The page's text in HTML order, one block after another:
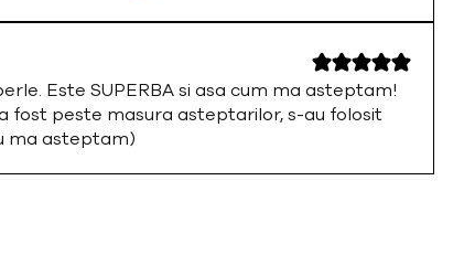
Este SUPERBA si asa cum ma asteptam!
fost peste masura asteptarilor, s-au folosit
ma asteptam)